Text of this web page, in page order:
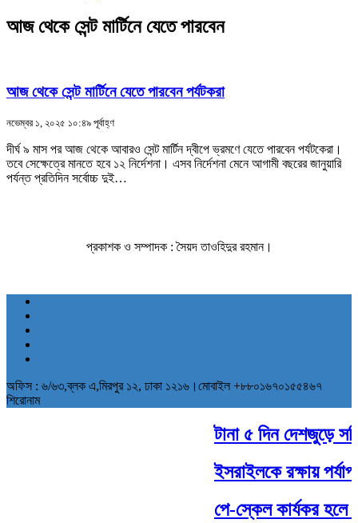
আজ থেকে সেন্ট মার্টিনে যেতে পারবেন
আজ থেকে সেন্ট মার্টিনে যেতে পারবেন পর্যটকরা
নভেম্বর ১, ২০২৫ ১০:৪৯ পূর্বাহ্ণ
দীর্ঘ ৯ মাস পর আজ থেকে আবারও সেন্ট মার্টিন দ্বীপে ভ্রমণে যেতে পারবেন পর্যটকেরা।
তবে সেক্ষেত্রে মানতে হবে ১২ নির্দেশনা। এসব নির্দেশনা মেনে আগামী বছরের জানুয়ারি
পর্যন্ত প্রতিদিন সর্বোচ্চ দুই…
প্রকাশক ও সম্পাদক : সৈয়দ তাওহিদুর রহমান।
অফিস : ৬/৬৩,ব্লক এ,মিরপুর ১২, ঢাকা ১২১৬।মোবাইল +৮৮০১৬৭০১৫৫৪৬৭
শিরোনাম
টানা ৫ দিন দেশজুড়ে
ইসরাইলকে রক্ষায়
পে-স্কেল কার্যকর হলে